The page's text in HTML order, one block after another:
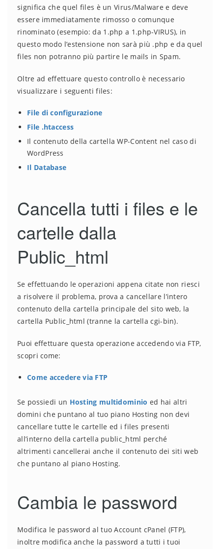
significa che quel files è un Virus/Malware e deve
essere immediatamente rimosso o comunque
rinominato (esempio: da 1.php a 1.php-VIRUS), in
questo modo l’estensione non sarà più .php e da quel
files non potranno più partire le mails in Spam.
Oltre ad effettuare questo controllo è necessario
visualizzare i seguenti files:
File di configurazione
File .htaccess
Il contenuto della cartella WP-Content nel caso di
WordPress
Il Database
Cancella tutti i files e le
cartelle dalla
Public_html
Se effettuando le operazioni appena citate non riesci
a risolvere il problema, prova a cancellare l’intero
contenuto della cartella principale del sito web, la
cartella Public_html (tranne la cartella cgi-bin).
Puoi effettuare questa operazione accedendo via FTP,
scopri come:
Come accedere via FTP
Se possiedi un Hosting multidominio ed hai altri
domini che puntano al tuo piano Hosting non devi
cancellare tutte le cartelle ed i files presenti
all’interno della cartella public_html perché
altrimenti cancellerai anche il contenuto dei siti web
che puntano al piano Hosting.
Cambia le password
Modifica le password al tuo Account cPanel (FTP),
inoltre modifica anche la password a tutti i tuoi